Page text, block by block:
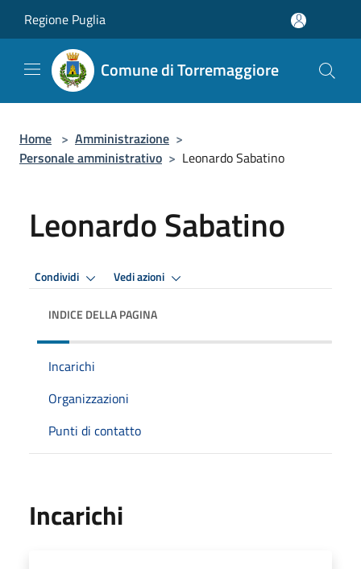
Regione Puglia
Comune di Torremaggiore
Home > Amministrazione >
Personale amministrativo > Leonardo Sabatino
Leonardo Sabatino
Condividi Premi Invio per attivare. apre menu
Vedi azioni
INDICE DELLA PAGINA
Incarichi
Organizzazioni
Punti di contatto
Incarichi